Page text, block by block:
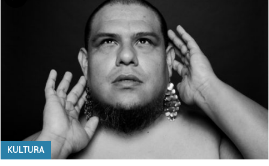
KULTURA